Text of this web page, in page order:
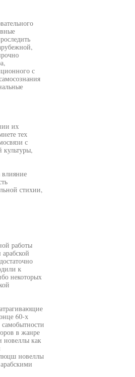
с
их
тех
с
влияние
стихии,
работы
к
некоторых
60-х
в жанре
новеллы как
новеллы